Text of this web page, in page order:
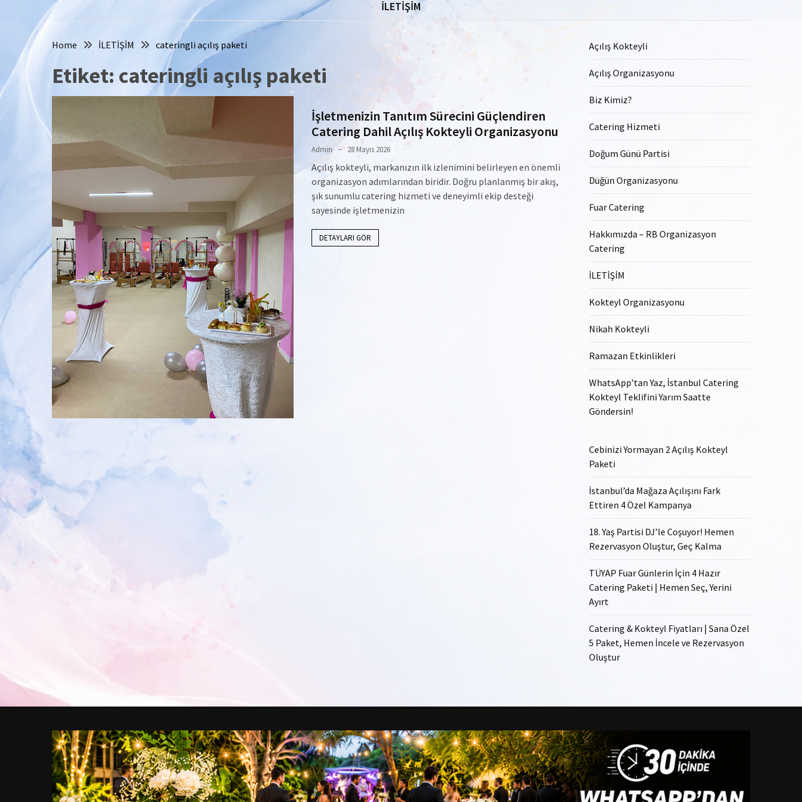
İLETİŞİM
Home İLETİŞİM cateringli açılış paketi
Etiket: cateringli açılış paketi
İşletmenizin Tanıtım Sürecini Güçlendiren
Catering Dahil Açılış Kokteyli Organizasyonu
Admin 28 Mayıs 2026
Açılış kokteyli, markanızın ilk izlenimini belirleyen en önemli
organizasyon adımlarından biridir. Doğru planlanmış bir akış,
şık sunumlu catering hizmeti ve deneyimli ekip desteği
sayesinde işletmenizin
DETAYLARI GÖR
Açılış Kokteyli
Açılış Organizasyonu
Biz Kimiz?
Catering Hizmeti
Doğum Günü Partisi
Düğün Organizasyonu
Fuar Catering
Hakkımızda – RB Organizasyon
Catering
İLETİŞİM
Kokteyl Organizasyonu
Nikah Kokteyli
Ramazan Etkinlikleri
WhatsApp’tan Yaz, İstanbul Catering
Kokteyl Teklifini Yarım Saatte
Göndersin!
Cebinizi Yormayan 2 Açılış Kokteyl
Paketi
İstanbul’da Mağaza Açılışını Fark
Ettiren 4 Özel Kampanya
18. Yaş Partisi DJ’le Coşuyor! Hemen
Rezervasyon Oluştur, Geç Kalma
TÜYAP Fuar Günlerin İçin 4 Hazır
Catering Paketi | Hemen Seç, Yerini
Ayırt
Catering & Kokteyl Fiyatları | Sana Özel
5 Paket, Hemen İncele ve Rezervasyon
Oluştur